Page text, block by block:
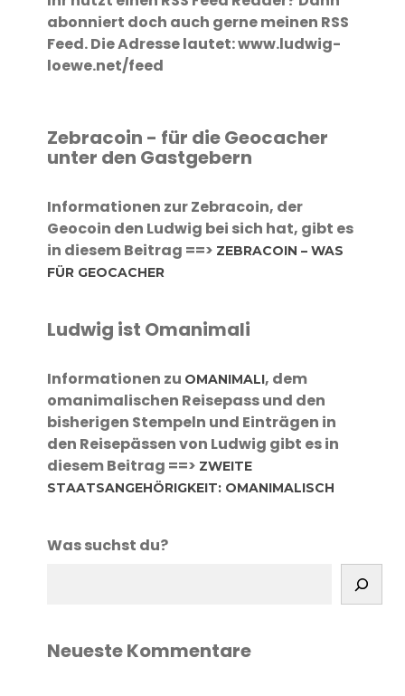
abonniert doch auch gerne meinen RSS
Feed. Die Adresse lautet: www.ludwig-
loewe.net/feed
Zebracoin - für die Geocacher
unter den Gastgebern
Informationen zur Zebracoin, der
Geocoin den Ludwig bei sich hat, gibt es
in diesem Beitrag ==> ZEBRACOIN – WAS
FÜR GEOCACHER
Ludwig ist Omanimali
Informationen zu OMANIMALI, dem
omanimalischen Reisepass und den
bisherigen Stempeln und Einträgen in
den Reisepässen von Ludwig gibt es in
diesem Beitrag ==> ZWEITE
STAATSANGEHÖRIGKEIT: OMANIMALISCH
Was suchst du?
Neueste Kommentare